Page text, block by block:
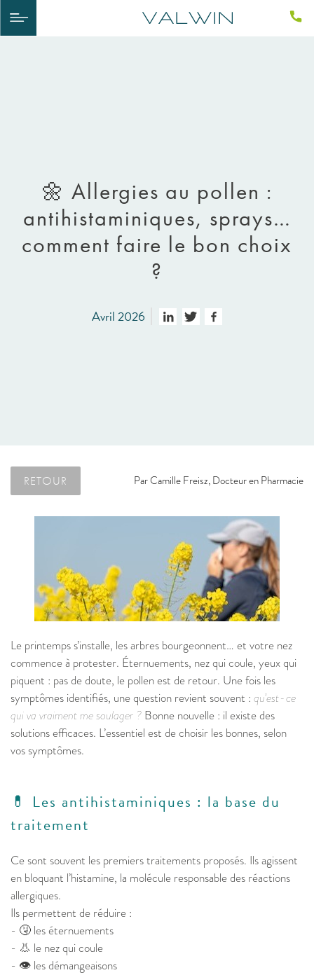
🌼 Allergies au pollen :
antihistaminiques, sprays…
comment faire le bon choix
?
Avril 2026
RETOUR ParCamille Freisz, Docteur en Pharmacie
Le printemps s’installe, les arbres bourgeonnent… et votre nez
commence à protester. Éternuements, nez qui coule, yeux qui
piquent : pas de doute, le pollen est de retour. Une fois les
symptômes identifiés, une question revient souvent : qu’est-ce
qui va vraiment me soulager ? Bonne nouvelle : il existe des
solutions efficaces. L’essentiel est de choisir les bonnes, selon
vos symptômes.
💊 Les antihistaminiques : la base du
traitement
Ce sont souvent les premiers traitements proposés. Ils agissent
en bloquant l’histamine, la molécule responsable des réactions
allergiques.
Ils permettent de réduire :
- 🤧 les éternuements
- 👃 le nez qui coule
- 👁️ les démangeaisons